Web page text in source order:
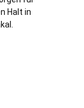
Halt in